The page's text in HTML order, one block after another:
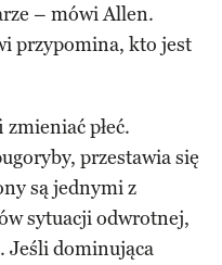
– mówi Allen.
przypomina, kto jest
płeć.
przestawia się
są jednymi z
sytuacji odwrotnej,
Jeśli dominująca